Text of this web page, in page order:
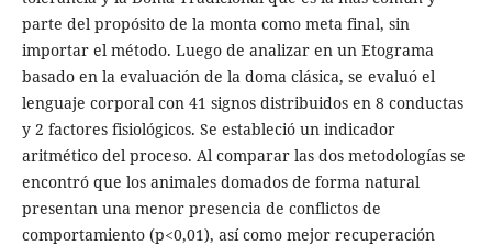
parte del propósito de la monta como meta final, sin
importar el método. Luego de analizar en un Etograma
basado en la evaluación de la doma clásica, se evaluó el
lenguaje corporal con 41 signos distribuidos en 8 conductas
y 2 factores fisiológicos. Se estableció un indicador
aritmético del proceso. Al comparar las dos metodologías se
encontró que los animales domados de forma natural
presentan una menor presencia de conflictos de
comportamiento (p<0,01), así como mejor recuperación